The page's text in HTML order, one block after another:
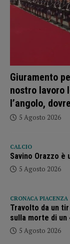
Giuramento
nostro lavoro
l’angolo,
5 Agosto 2026
CALCIO
Savino Orazzo è
5 Agosto 2026
CRONACA PIACENZA
Travolto da un
sulla morte di un
5 Agosto 2026